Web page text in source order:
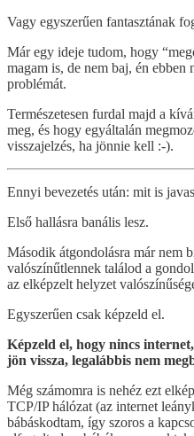
Vagy egyszerűen fantasztának
Már egy ideje tudom, hogy
magam is, de nem baj, én ebben
problémát.
Természetesen furdal majd a
meg, és hogy egyáltalán
visszajelzés, ha jönnie kell :-).
Ennyi bevezetés után: mit is
Első hallásra banális lesz.
Második átgondolásra már nem
valószínűtlennek találod a
az elképzelt helyzet
Egyszerűen csak képzeld el.
Képzeld el, hogy nincs
jön vissza, legalábbis nem
Még számomra is nehéz ezt
TCP/IP hálózat (az internet
bábáskodtam, így szoros a